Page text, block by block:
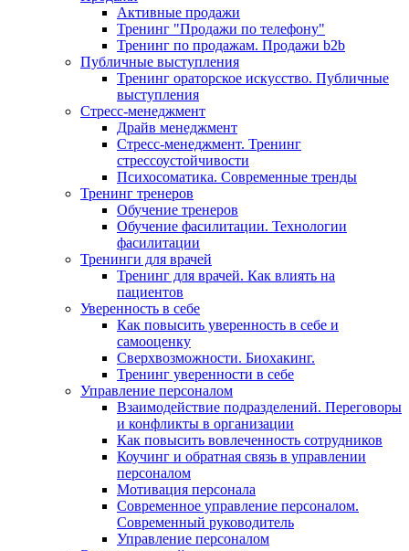
Активные продажи
Тренинг "Продажи по телефону"
Тренинг по продажам. Продажи b2b
Публичные выступления
Тренинг ораторское искусство. Публичные
выступления
Стресс-менеджмент
Драйв менеджмент
Стресс-менеджмент. Тренинг
стрессоустойчивости
Психосоматика. Современные тренды
Тренинг тренеров
Обучение тренеров
Обучение фасилитации. Технологии
фасилитации
Тренинги для врачей
Тренинг для врачей. Как влиять на
пациентов
Уверенность в себе
Как повысить уверенность в себе и
самооценку
Сверхвозможности. Биохакинг.
Тренинг уверенности в себе
Управление персоналом
Взаимодействие подразделений. Переговоры
и конфликты в организации
Как повысить вовлеченность сотрудников
Коучинг и обратная связь в управлении
персоналом
Мотивация персонала
Современное управление персоналом.
Современный руководитель
Управление персоналом